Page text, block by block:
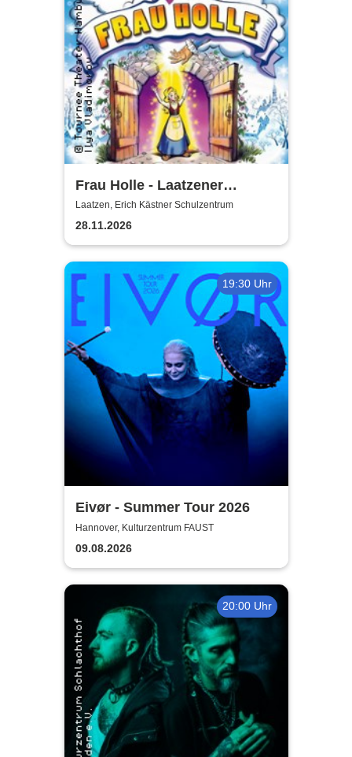
Frau Holle - Laatzener
Weihnachtsmärchen 2026
Laatzen, Erich Kästner Schulzentrum
28.11.2026
19:30 Uhr
Eivør - Summer Tour 2026
Hannover, Kulturzentrum FAUST
09.08.2026
20:00 Uhr